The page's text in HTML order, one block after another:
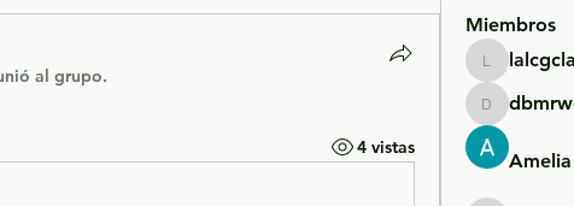
al grupo.
4 vistas
Miembros